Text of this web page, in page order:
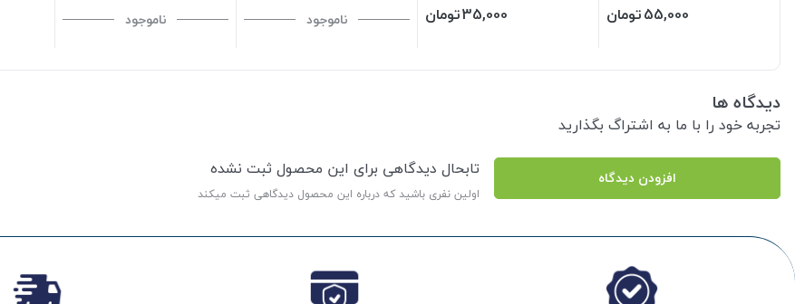
55,000تومان 35,000تومان ناموجود ناموجود
دیدگاه ها
تجربه خود را با ما به اشتراگ بگذارید
افزودن دیدگاه تابحال دیدگاهی برای این محصول ثبت نشده
اولین نفری باشید که درباره این محصول دیدگاهی ثبت میکند